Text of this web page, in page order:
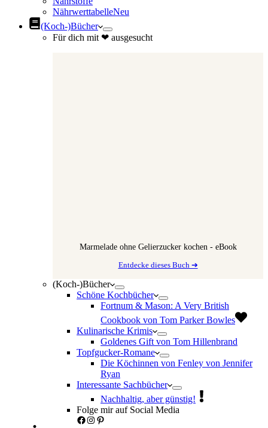
NährwerttabelleNeu
(Koch-)Bücher
Für dich mit ❤ ausgesucht
Marmelade ohne Gelierzucker kochen - eBook
Entdecke dieses Buch ➔
(Koch-)Bücher
Schöne Kochbücher
Fortnum & Mason: A Very British
Cookbook von Tom Parker Bowles
Kulinarische Krimis
Goldenes Gift von Tom Hillenbrand
Topfgucker-Romane
Die Köchinnen von Fenley von Jennifer
Ryan
Interessante Sachbücher
Nachhaltig, aber günstig!
Folge mir auf Social Media
Facebook
Instagram
Pinterest